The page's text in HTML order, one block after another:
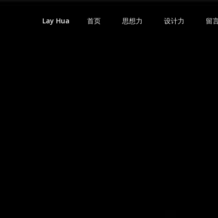
Lay Hua 首页 思想力 设计力 留